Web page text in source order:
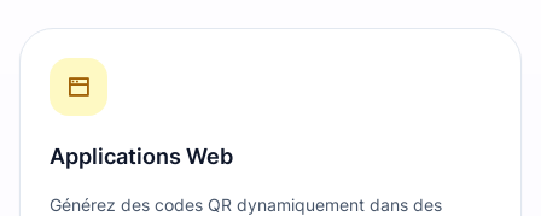
Applications Web
Générez des codes QR dynamiquement dans des